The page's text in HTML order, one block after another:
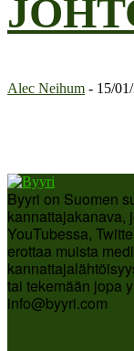
Alec Neihum - 15/
Byyri on Suomen
kannattajakanava,
YouTubessa,
erottaa muista
tai tekemään jopa
info@byyri.com